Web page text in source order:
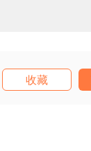
收藏